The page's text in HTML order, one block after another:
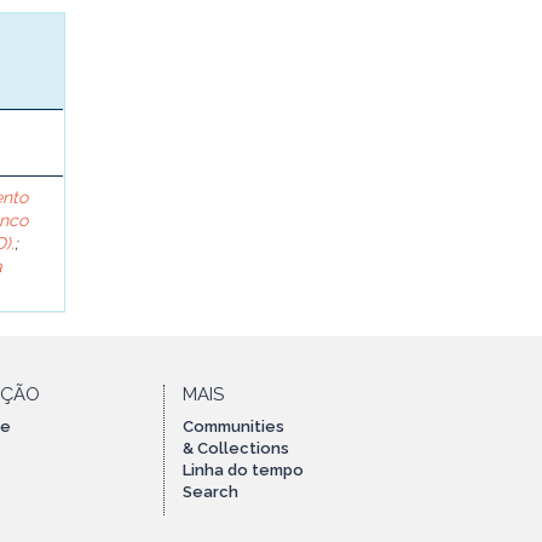
;
MAIS
Communities
& Collections
Linha do tempo
Search